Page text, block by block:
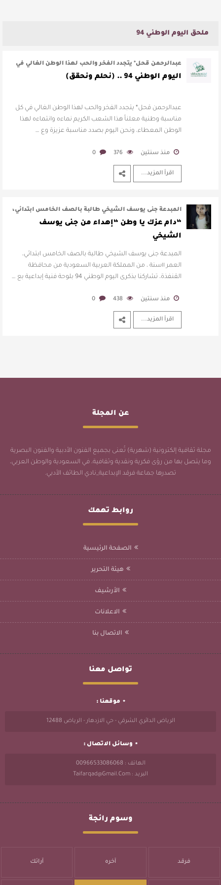
ملحق اليوم الوطني 94
عبدالرحمن قحل* يتجدد الفخر والحب لهذا الوطن الغالي في
كل مناسبة وطنية معلناً هذا …
اليوم الوطني 94 .. (نحلم ونحقق)
عبدالرحمن قحل* يتجدد الفخر والحب لهذا الوطن الغالي في كل
مناسبة وطنية معلناً هذا الشعب الكريم نماءه وانتماءه لهذا
الوطن المعطاء، ونحن اليوم بصدد مناسبة عزيزة وع …
منذ سنتين 376
0
اقرأ المزيد...
المبدعة جنى يوسف الشيخي طالبة بالصف الخامس ابتدائي،
العمر ١١سنة ، من المملكة الع …
“دام عزك يا وطن “إهداء من جنى يوسف
الشيخي
المبدعة جنى يوسف الشيخي طالبة بالصف الخامس ابتدائي،
العمر ١١سنة ، من المملكة العربية السعودية من محافظة
القنفذة، تشاركنا بذكرى اليوم الوطني 94 بلوحة فنية إبداعية بع …
منذ سنتين 438
0
اقرأ المزيد...
عن المجلة
مجلة ثقافية إلكترونية (شهرية) تُعنى بجميع الفنون الأدبية والفنون البصرية
وما يتصل بها من رؤى فكرية ونقدية وثقافية، في السعودية والوطن العربي،
تصدرها جماعة فرقد الإبداعية_نادي الطائف الأدبي.
روابط تهمك
الصفحة الرئيسية
هيئة التحرير
الأرشيف
الاعلانات
الاتصال بنا
تواصل معنا
موقعنا :
الرياض الدائري الشرقي - حي الازدهار - الرياض 12488
وسائل الاتصال :
الهاتف : 00966533086068
البريد : Taifarqad@gmail.com
وسوم رائجة
فرقد آخره آرائك